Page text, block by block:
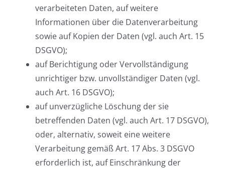
verarbeiteten Daten, auf weitere
Informationen über die Datenverarbeitung
sowie auf Kopien der Daten (vgl. auch Art. 15
DSGVO);
auf Berichtigung oder Vervollständigung
unrichtiger bzw. unvollständiger Daten (vgl.
auch Art. 16 DSGVO);
auf unverzügliche Löschung der sie
betreffenden Daten (vgl. auch Art. 17 DSGVO),
oder, alternativ, soweit eine weitere
Verarbeitung gemäß Art. 17 Abs. 3 DSGVO
erforderlich ist, auf Einschränkung der